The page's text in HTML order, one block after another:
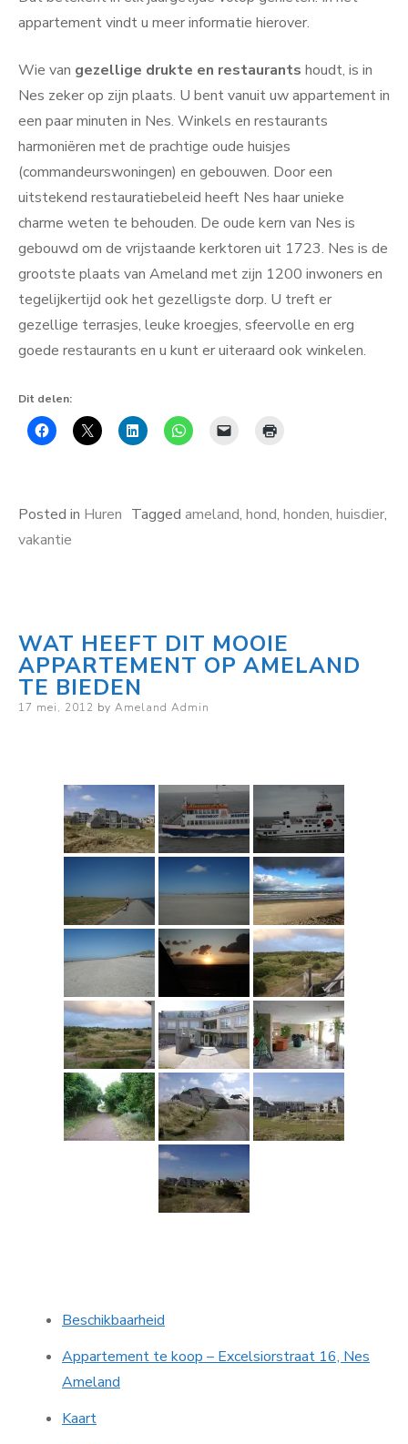
appartement vindt u meer informatie hierover.
Wie van gezellige drukte en restaurants houdt, is in
Nes zeker op zijn plaats. U bent vanuit uw appartement in
een paar minuten in Nes. Winkels en restaurants
harmoniëren met de prachtige oude huisjes
(commandeurswoningen) en gebouwen. Door een
uitstekend restauratiebeleid heeft Nes haar unieke
charme weten te behouden. De oude kern van Nes is
gebouwd om de vrijstaande kerktoren uit 1723. Nes is de
grootste plaats van Ameland met zijn 1200 inwoners en
tegelijkertijd ook het gezelligste dorp. U treft er
gezellige terrasjes, leuke kroegjes, sfeervolle en erg
goede restaurants en u kunt er uiteraard ook winkelen.
Dit delen:
Posted in Huren Tagged ameland, hond, honden, huisdier,
vakantie
WAT HEEFT DIT MOOIE
APPARTEMENT OP AMELAND
TE BIEDEN
Posted
17 mei, 2012 by Ameland Admin
Beschikbaarheid
Appartement te koop – Excelsiorstraat 16, Nes
Ameland
Kaart